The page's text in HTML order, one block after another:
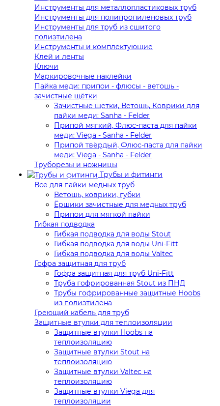
Инструменты для металлопластиковых труб
Инструменты для полипропиленовых труб
Инструменты для труб из сшитого
полиэтилена
Инструменты и комплектующие
Клей и ленты
Ключи
Маркировочные наклейки
Пайка меди: припои - флюсы - ветошь -
зачистные щётки
Зачистные щётки, Ветошь, Коврики для
пайки меди: Sanha - Felder
Припой мягкий, Флюс-паста для пайки
меди: Viega - Sanha - Felder
Припой твёрдый, Флюс-паста для пайки
меди: Viega - Sanha - Felder
Труборезы и ножницы
Трубы и фитинги
Все для пайки медных труб
Ветошь, коврики, губки
Ёршики зачистные для медных труб
Припои для мягкой пайки
Гибкая подводка
Гибкая подводка для воды Stout
Гибкая подводка для воды Uni-Fitt
Гибкая подводка для воды Valtec
Гофра защитная для труб
Гофра защитная для труб Uni-Fitt
Труба гофрированная Stout из ПНД
Трубы гофрированные защитные Hoobs
из полиэтилена
Греющий кабель для труб
Защитные втулки для теплоизоляции
Защитные втулки Hoobs на
теплоизоляцию
Защитные втулки Stout на
теплоизоляцию
Защитные втулки Valtec на
теплоизоляцию
Защитные втулки Viega для
теплоизоляции